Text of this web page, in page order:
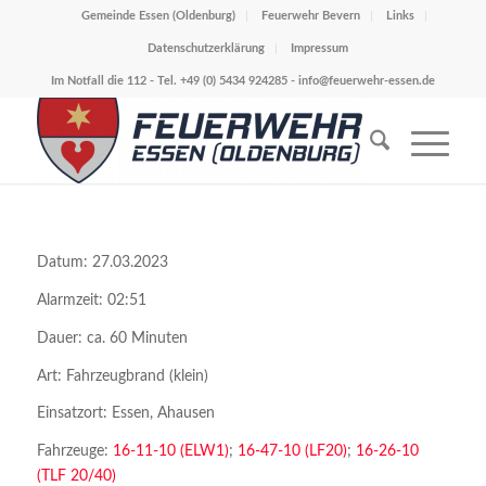
Gemeinde Essen (Oldenburg) Feuerwehr Bevern Links
Datenschutzerklärung Impressum
Im Notfall die 112 - Tel. +49 (0) 5434 924285 - info@feuerwehr-essen.de
Datum: 27.03.2023
Alarmzeit: 02:51
Dauer: ca. 60 Minuten
Art: Fahrzeugbrand (klein)
Einsatzort: Essen, Ahausen
Fahrzeuge: 16-11-10 (ELW1); 16-47-10 (LF20); 16-26-10
(TLF 20/40)